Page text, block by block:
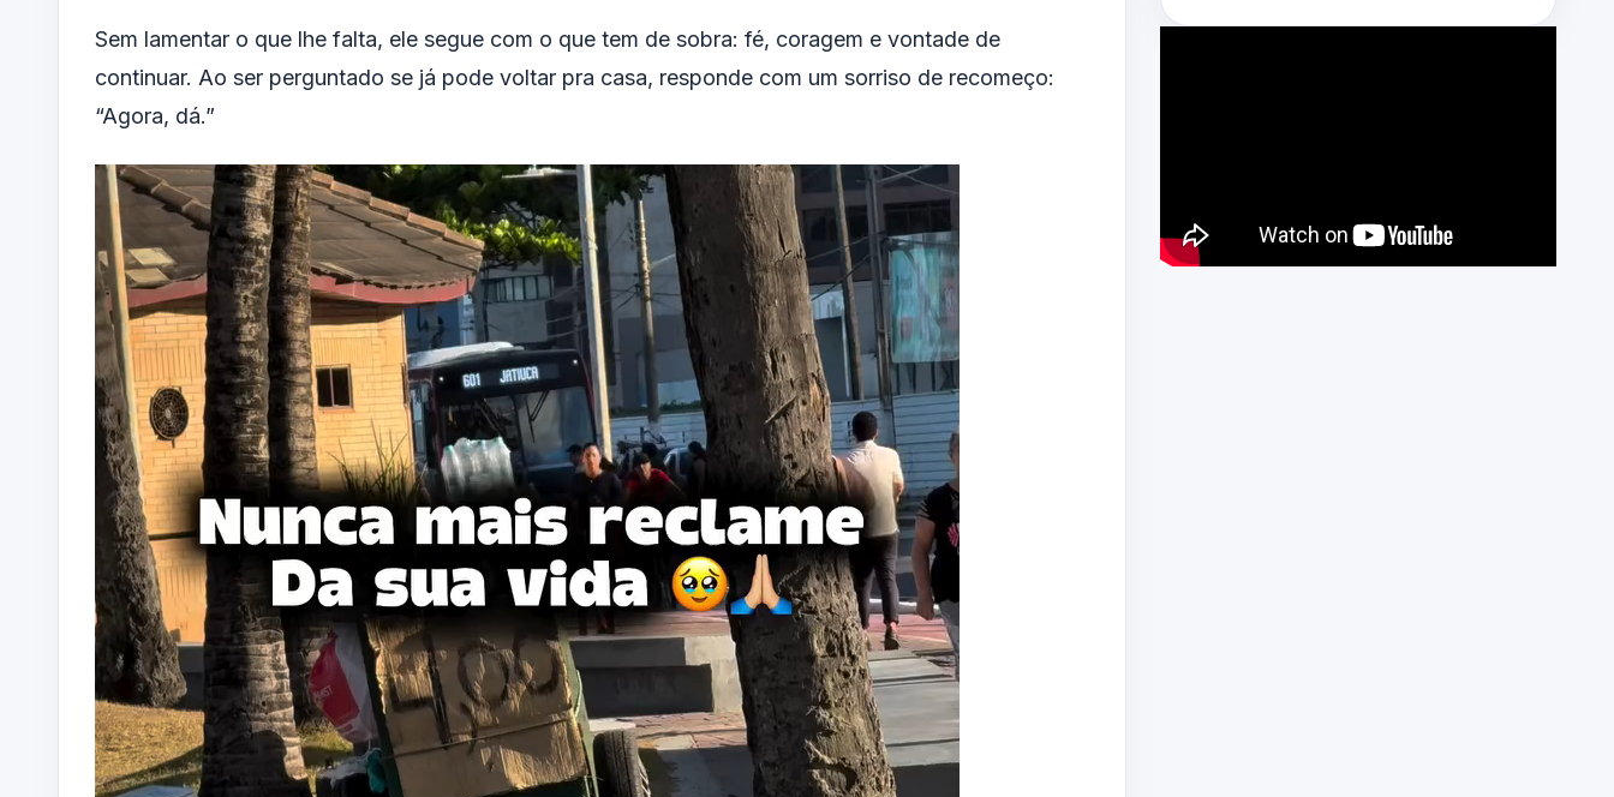
Sem lamentar o que lhe falta, ele segue com o que tem de sobra: fé, coragem e vontade de
continuar. Ao ser perguntado se já pode voltar pra casa, responde com um sorriso de recomeço:
“Agora, dá.”
Tocador
de
vídeo